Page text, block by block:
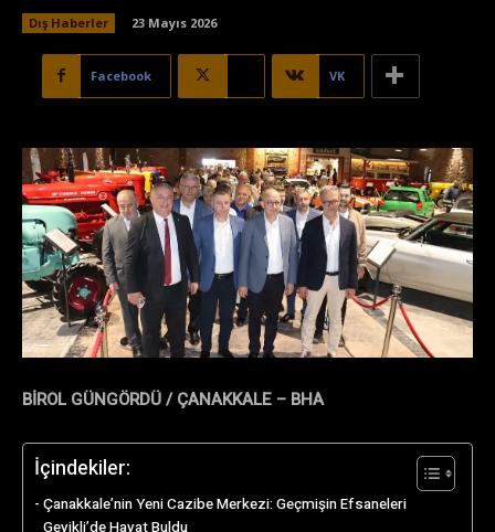
Dış Haberler 23 Mayıs 2026
Facebook VK
BİROL GÜNGÖRDÜ / ÇANAKKALE – BHA
İçindekiler:
Çanakkale’nin Yeni Cazibe Merkezi: Geçmişin Efsaneleri
Geyikli’de Hayat Buldu